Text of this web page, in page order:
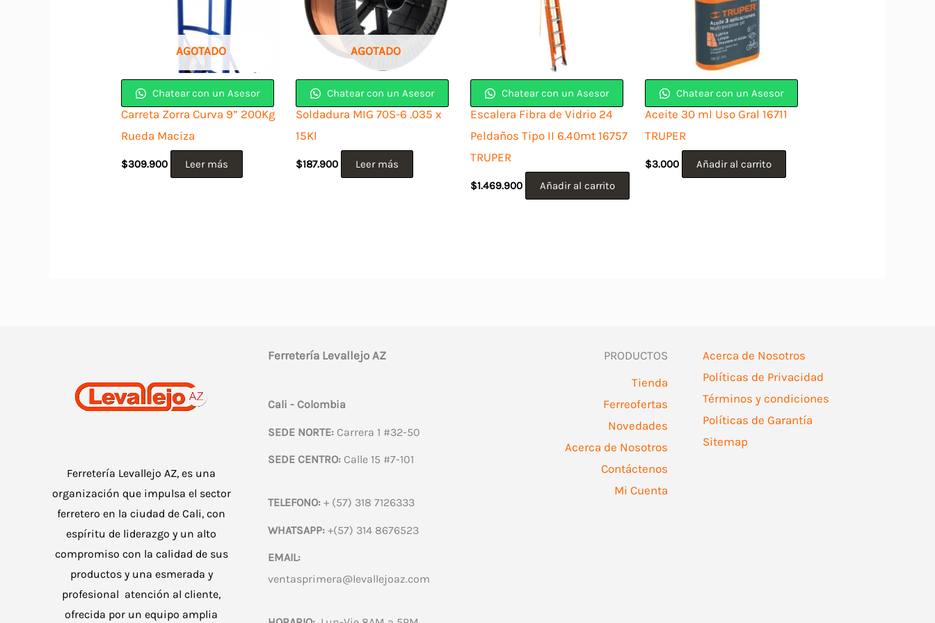
AGOTADO
Chatear con un Asesor
Carreta Zorra Curva 9” 200Kg
Rueda Maciza
$309.900 Leer más
AGOTADO
Chatear con un Asesor
Soldadura MIG 70S-6 .035 x
15Kl
$187.900 Leer más
Chatear con un Asesor
Escalera Fibra de Vidrio 24
Peldaños Tipo II 6.40mt 16757
TRUPER
$1.469.900 Añadir al carrito
Chatear con un Asesor
Aceite 30 ml Uso Gral 16711
TRUPER
$3.000 Añadir al carrito
Ferretería Levallejo AZ, es una
organización que impulsa el sector
ferretero en la ciudad de Cali, con
espíritu de liderazgo y un alto
compromiso con la calidad de sus
productos y una esmerada y
profesional atención al cliente,
ofrecida por un equipo amplia
Ferretería Levallejo AZ
Cali - Colombia
SEDE NORTE:Carrera 1 #32-50
SEDE CENTRO:Calle 15 #7-101
TELEFONO:+ (57) 318 7126333
WHATSAPP:+(57) 314 8676523
EMAIL:
ventasprimera@levallejoaz.com
PRODUCTOS
Tienda
Ferreofertas
Novedades
Acerca de Nosotros
Contáctenos
Mi Cuenta
Acerca de Nosotros
Políticas de Privacidad
Términos y condiciones
Políticas de Garantía
Sitemap